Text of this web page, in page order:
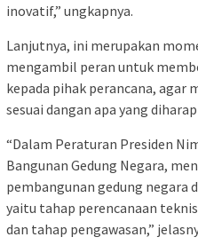
inovatif,” ungkapnya.
Lanjutnya, ini merupakan
mengambil peran untuk
kepada pihak perancana, agar
sesuai dangan apa yang
“Dalam Peraturan Presiden
Bangunan Gedung Negara,
pembangunan gedung negara
yaitu tahap perencanaan
dan tahap pengawasan,”